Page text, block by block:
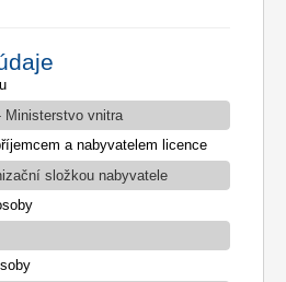
Ministerstvo vnitra
a nabyvatelem licence
složkou nabyvatele